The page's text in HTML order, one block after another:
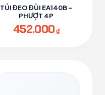
TÚI ĐEO ĐÙI EA140B -
PHƯỢT 4P
452.000₫